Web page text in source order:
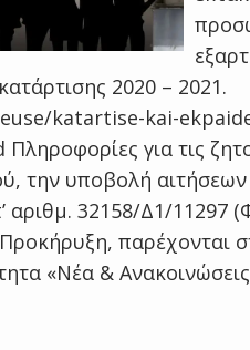
2020 – 2021.
katartise-kai-
για τις
την υποβολή
αριθμ. 32158/Δ1/11297
παρέχονται
«Νέα &